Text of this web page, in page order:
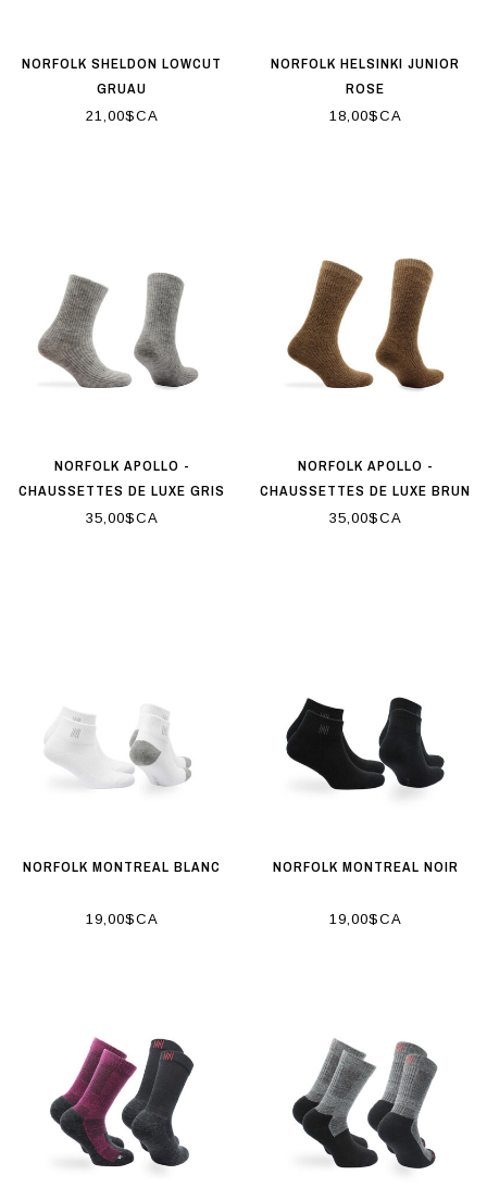
NORFOLK SHELDON LOWCUT
GRUAU
21,00$CA
NORFOLK HELSINKI JUNIOR
ROSE
18,00$CA
NORFOLK APOLLO -
CHAUSSETTES DE LUXE GRIS
35,00$CA
NORFOLK APOLLO -
CHAUSSETTES DE LUXE BRUN
35,00$CA
NORFOLK MONTREAL BLANC
19,00$CA
NORFOLK MONTREAL NOIR
19,00$CA